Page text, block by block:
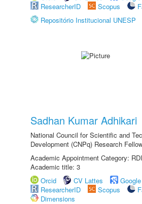
ResearcherID
Scopus
Repositório Institucional UNESP
Sadhan Kumar Adhikari
National Council for Scientific and
Development (CNPq) Research
Academic Appointment Category:
Academic title: 3
Orcid
CV Lattes
ResearcherID
Scopus
Dimensions